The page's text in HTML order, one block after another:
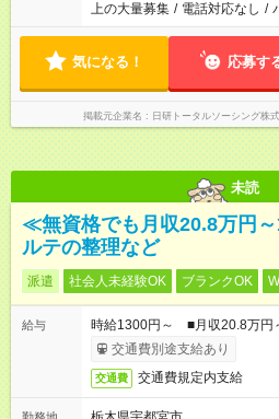
上の大量募集 / 電話対応なし /
気になる！ 応募す
掲載元企業名 日研トータルソーシング株
未読
≪無資格でも月収20.8万円
ルテの整理など
派遣 社会人未経験OK ブランクOK
給与
時給1300円～ ■月収20.8万円
交通費別途支給あり
交通費 交通費規定内支給